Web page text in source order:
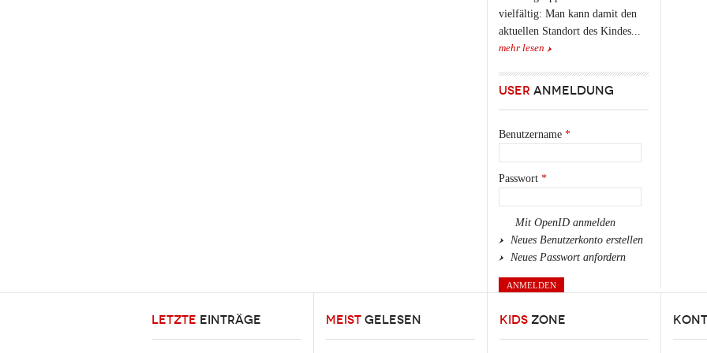
vielfältig: Man kann damit den
aktuellen Standort des Kindes...
mehr lesen
USER ANMELDUNG
Benutzername *
Passwort *
Mit OpenID anmelden
Neues Benutzerkonto erstellen
Neues Passwort anfordern
LETZTE EINTRÄGE MEIST GELESEN KIDS ZONE